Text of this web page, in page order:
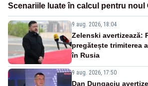
Scenariile luate în calcul pentru noul
9 aug. 2026, 18:04
Zelenski avertizează:
pregătește trimiterea
în Rusia
9 aug. 2026, 17:50
Dan Dungaciu